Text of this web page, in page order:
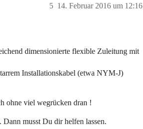
14. Februar 2016 um 12:16
5
dimensionierte flexible Zuleitung mit
Installationskabel (etwa NYM-J)
ohne viel wegrücken dran !
musst Du dir helfen lassen.